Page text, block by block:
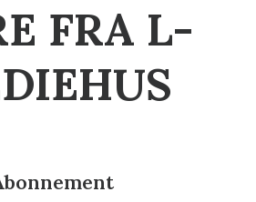
FRA L-